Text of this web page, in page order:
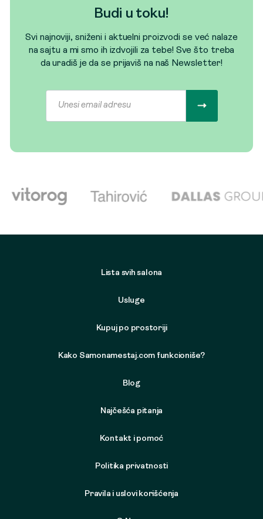
Budi u toku!
Svi najnoviji, sniženi i aktuelni proizvodi se već nalaze
na sajtu a mi smo ih izdvojili za tebe! Sve što treba
da uradiš je da se prijaviš na naš Newsletter!
Lista svih salona
Usluge
Kupuj po prostoriji
Kako Samonamestaj.com funkcioniše?
Blog
Najčešća pitanja
Kontakt i pomoć
Politika privatnosti
Pravila i uslovi korišćenja